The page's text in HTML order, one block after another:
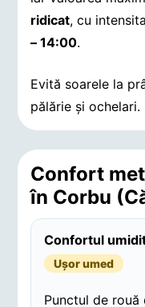
ridicat, cu
– 14:00.
Evită soarele la
pălărie și ochelari.
Confort
în Corbu
Confortul
Ușor umed
Punctul de